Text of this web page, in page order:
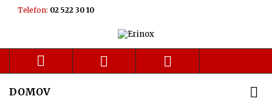
Telefon: 02 522 30 10
  
DOMOV